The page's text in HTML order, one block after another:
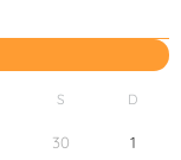
S D
30 1